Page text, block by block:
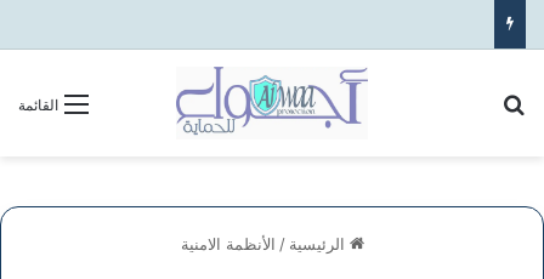
القائمة
الرئيسية / الأنظمة الامنية